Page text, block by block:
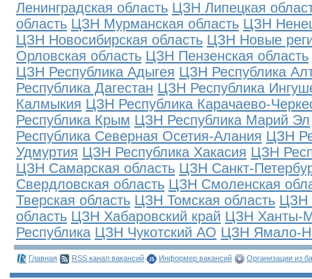
Ленинградская область ЦЗН Липецкая
область ЦЗН Мурманская область ЦЗН
ЦЗН Новосибирская область ЦЗН Новые
Орловская область ЦЗН Пензенская область
ЦЗН Республика Адыгея ЦЗН Республика
Республика Дагестан ЦЗН Республика
Калмыкия ЦЗН Республика Карачаево-
Республика Крым ЦЗН Республика Марий Эл
Республика Северная Осетия-Алания ЦЗН
Удмуртия ЦЗН Республика Хакасия ЦЗН
ЦЗН Самарская область ЦЗН Санкт-
Свердловская область ЦЗН Смоленская
Тверская область ЦЗН Томская область ЦЗН
область ЦЗН Хабаровский край ЦЗН Ханты-
Республика ЦЗН Чукотский АО ЦЗН Ямало-
Главная RSS канал вакансий Информер вакансий Организации из